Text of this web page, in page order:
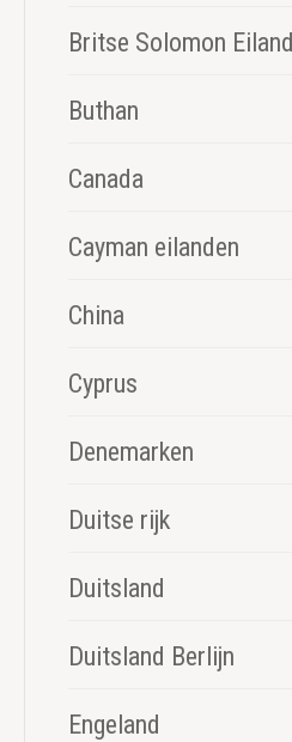
Britse Solomon
Buthan
Canada
Cayman eilanden
China
Cyprus
Denemarken
Duitse rijk
Duitsland
Duitsland Berlijn
Engeland